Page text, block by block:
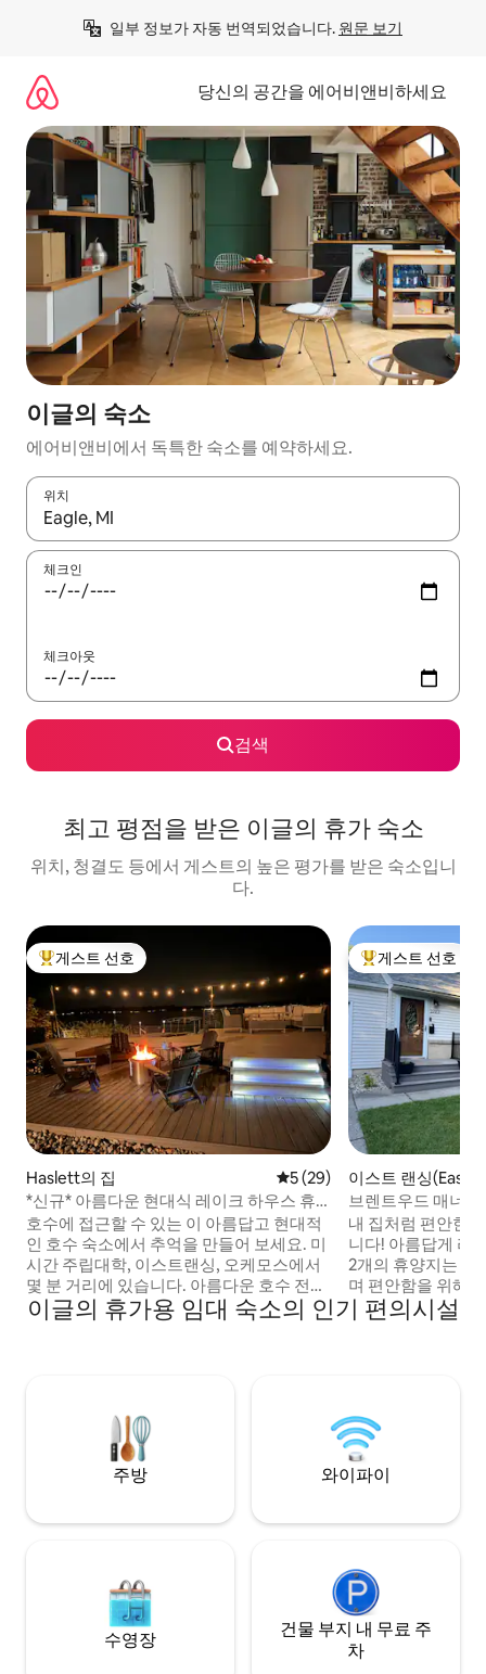
일부 정보가 자동 번역되었습니다. 원문 보기
당신의 공간을 에어비앤비하세요
이글의 숙소
에어비앤비에서 독특한 숙소를 예약하세요.
위치
결과가 나오면 위·아래 화살표 키를 사용하거나 터치 또는 스와이
체크인
체크아웃
검색
최고 평점을 받은 이글의 휴가 숙소
위치, 청결도 등에서 게스트의 높은 평가를 받은 숙소입니
다.
상위 게스트 선호
게스트 선호
Haslett의 집 평점 5점(5점 만점), 후기 29
5 (29)
*신규* 아름다운 현대식 레이크 하우스 휴
양지
호수에 접근할 수 있는 이 아름답고 현대적
인 호수 숙소에서 추억을 만들어 보세요. 미
시간 주립대학, 이스트랜싱, 오케모스에서
몇 분 거리에 있습니다. 아름다운 호수 전망
과 함께 넓은 야외 공간을 즐겨보세요. 화덕,
휴식 공간, 야외 식사 공간, 바비큐 시설이
에 적합합니다. 부모/보호자가 간편하게 여
행할 수 있도록 모든 필수품을 갖춘 아기 친
화적인 숙소입니다.
상위 게스트 선호
게스트 선호
이스트 랜싱(East
집
브렌트우드 매너(
로운 곳)
내 집처럼 편안한
니다! 아름답게 리
2개의 휴양지는 반
며 편안함을 위해
서 단 몇 분 거리의
있어, 휴식과 편리
한 모든 것을 갖춘 숙소입
대규모 모임은 허
이글의 휴가용 임대 숙소의 인기 편의시설
주방 와이파이
수영장
건물 부지 내 무료 주
차